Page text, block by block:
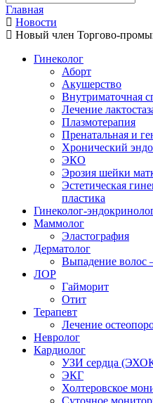
Главная
Новости
Новый член Торгово-
Гинеколог
Аборт
Акушерство
Внутриматочная
Лечение
Плазмотерапия
Пренатальная и
Хронический
ЭКО
Эрозия шейки
Эстетическая
пластика
Гинеколог-
Маммолог
Эластография
Дерматолог
Выпадение волос
ЛОР
Гайморит
Отит
Терапевт
Лечение
Невролог
Кардиолог
УЗИ сердца
ЭКГ
Холтеровское
Суточное